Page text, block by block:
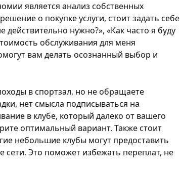
является анализ собственных
о покупке услуги, стоит задать себе
нужно?», «Как часто я буду
обслуживания для меня
вам делать осознанный выбор и
в спортзал, но не обращаете
нет смысла подписываться на
в клубе, который далеко от вашего
оптимальный вариант. Также стоит
небольшие клубы могут предоставить
сети. Это поможет избежать переплат, не